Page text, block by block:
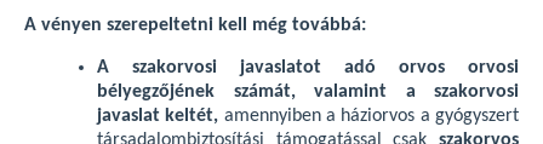
A vényen szerepeltetni kell még továbbá:
A szakorvosi javaslatot adó orvos orvosi
bélyegzőjének számát, valamint a szakorvosi
javaslat keltét, amennyiben a háziorvos a gyógyszert